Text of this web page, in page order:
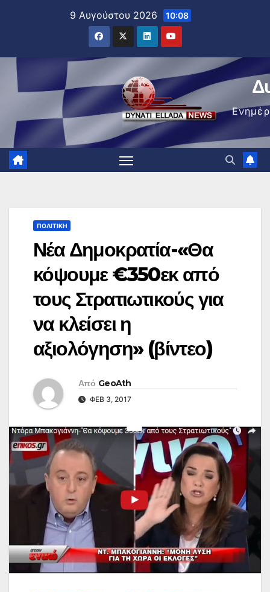
9 Αυγούστου 2026 10:08
ΠΟΛΙΤΙΚΉ
Νέα Δημοκρατία-«Θα
κόψουμε €350εκ από
τους Στρατιωτικούς για
να κλείσει η
αξιολόγηση» (βίντεο)
Από GeoAth
ΦΕΒ 3, 2017